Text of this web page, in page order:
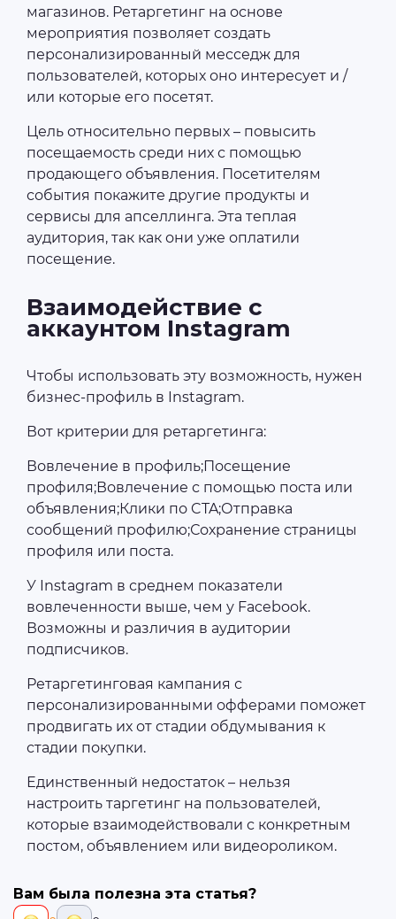
магазинов. Ретаргетинг на основе
мероприятия позволяет создать
персонализированный месседж для
пользователей, которых оно интересует и /
или которые его посетят.
Цель относительно первых – повысить
посещаемость среди них с помощью
продающего объявления. Посетителям
события покажите другие продукты и
сервисы для апселлинга. Эта теплая
аудитория, так как они уже оплатили
посещение.
Взаимодействие с
аккаунтом Instagram
Чтобы использовать эту возможность, нужен
бизнес-профиль в Instagram.
Вот критерии для ретаргетинга:
Вовлечение в профиль;Посещение
профиля;Вовлечение с помощью поста или
объявления;Клики по CTA;Отправка
сообщений профилю;Сохранение страницы
профиля или поста.
У Instagram в среднем показатели
вовлеченности выше, чем у Facebook.
Возможны и различия в аудитории
подписчиков.
Ретаргетинговая кампания с
персонализированными офферами поможет
продвигать их от стадии обдумывания к
стадии покупки.
Единственный недостаток – нельзя
настроить таргетинг на пользователей,
которые взаимодействовали с конкретным
постом, объявлением или видеороликом.
Вам была полезна эта статья?